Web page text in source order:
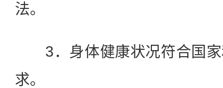
法。
3．身体健康状况符合国家
求。